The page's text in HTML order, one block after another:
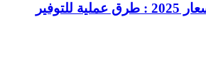
الاقتصاد وارتفاع الأسعار 2025 : طرق عملية للتوفير